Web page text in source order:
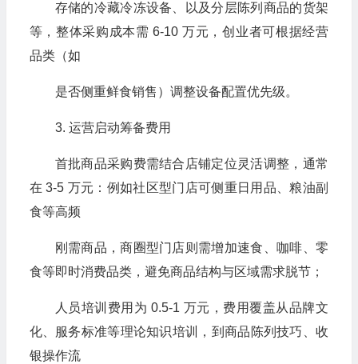
存储的冷藏冷冻设备、以及分层陈列商品的货架
等，整体采购成本需 6-10 万元，创业者可根据经营
品类（如
是否侧重鲜食销售）调整设备配置优先级。
3. 运营启动筹备费用
首批商品采购费需结合店铺定位灵活调整，通常
在 3-5 万元：例如社区型门店可侧重日用品、粮油副
食等高频
刚需商品，商圈型门店则需增加速食、咖啡、零
食等即时消费品类，避免商品结构与区域需求脱节；
人员培训费用为 0.5-1 万元，费用覆盖从品牌文
化、服务标准等理论知识培训，到商品陈列技巧、收
银操作流